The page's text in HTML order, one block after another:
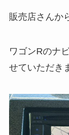
販売店さんか
ワゴンRのナ
せていただき